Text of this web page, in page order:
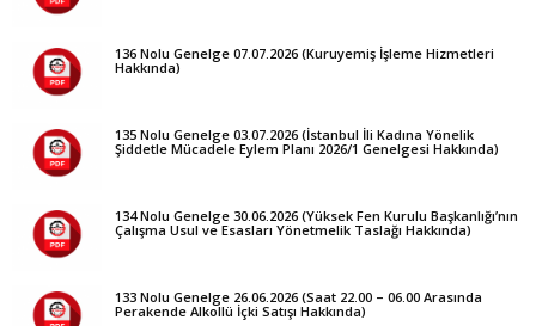
136 Nolu Genelge 07.07.2026 (Kuruyemiş İşleme Hizmetleri
Hakkında)
135 Nolu Genelge 03.07.2026 (İstanbul İli Kadına Yönelik
Şiddetle Mücadele Eylem Planı 2026/1 Genelgesi Hakkında)
134 Nolu Genelge 30.06.2026 (Yüksek Fen Kurulu Başkanlığı’nın
Çalışma Usul ve Esasları Yönetmelik Taslağı Hakkında)
133 Nolu Genelge 26.06.2026 (Saat 22.00 – 06.00 Arasında
Perakende Alkollü İçki Satışı Hakkında)